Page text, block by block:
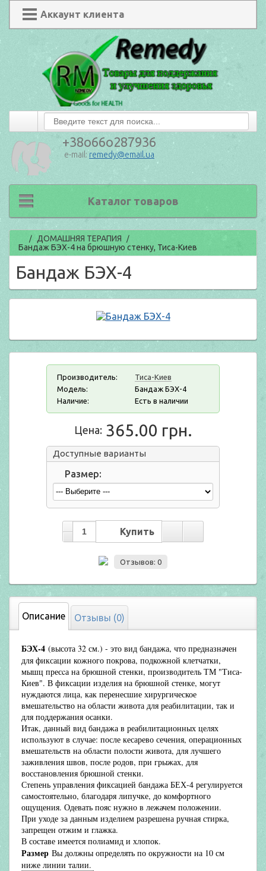
Аккаунт клиента
+38o66o287936
e-mail: remedy@email.ua
Каталог товаров
Главная
/ ДОМАШНЯЯ ТЕРАПИЯ /
Бандаж БЭХ-4 на брюшную стенку, Тиса-Киев
Бандаж БЭХ-4
Производитель:
Тиса-Киев
Модель:
Бандаж БЭХ-4
Наличие:
Есть в наличии
Цена: 365.00 грн.
Доступные варианты
Размер:
Отзывов: 0
Описание Отзывы (0)
БЭХ-4 (высота 32 см.) - это вид бандажа, что предназначен
для фиксации кожного покрова, подкожной клетчатки,
мышц пресcа на брюшной стенки, производитель ТМ "Тиса-
Киев". В фиксации изделия на брюшной стенке, могут
нуждаются лица, как перенесшие хирургическое
вмешательство на области живота для реабилитации, так и
для поддержания осанки.
Итак, данный вид бандажа в реабилитационных целях
используют в случае: после кесарево сечения, операционных
вмешательств на области полости живота, для лучшего
заживления швов, после родов, при грыжах, для
восстановления брюшной стенки.
Степень управления фиксацией бандажа БЕХ-4 регулируется
самостоятельно, благодаря липучке, до комфортного
ощущения. Одевать пояс нужно в лежачем положении.
При уходе за данным изделием разрешена ручная стирка,
запрещен отжим и глажка.
В составе имеется полиамид и хлопок.
Размер Вы должны определять по окружности на 10 см
ниже линии талии.